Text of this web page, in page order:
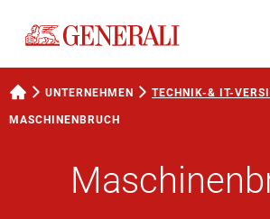
UNTERNEHMEN TECHNIK-& IT-
MASCHINENBRUCH